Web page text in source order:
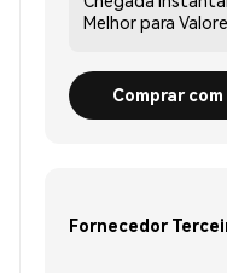
Melhor para
Comprar
Fornecedor